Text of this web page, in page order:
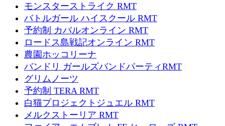
モンスターストライク RMT
バトルガール ハイスクール RMT
予約制 カバルオンライン RMT
ロードス島戦記オンライン RMT
農園ホッコリーナ
バンドリ ガールズバンドパーティRMT
グリムノーツ
予約制 TERA RMT
白猫プロジェクトジュエル RMT
メルクストーリア RMT